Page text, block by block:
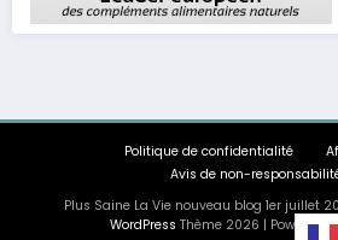
Politique de confidentialité
Avis de non-
Plus Saine La Vie nouveau blog 1er juillet
WordPress Thème 2026 | Powered